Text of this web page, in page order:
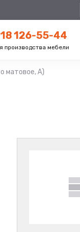
126-55-44
производства мебели
матовое, А)